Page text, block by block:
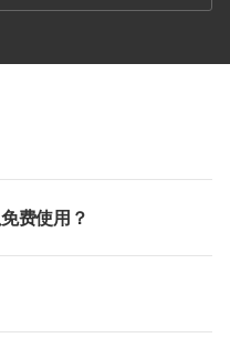
费使用？